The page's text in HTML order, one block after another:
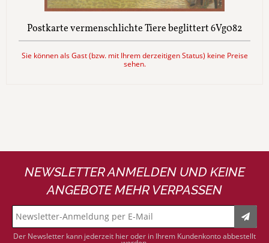
Postkarte vermenschlichte Tiere beglittert 6Vg082
Sie können als Gast (bzw. mit Ihrem derzeitigen Status) keine Preise
sehen.
NEWSLETTER ANMELDEN UND KEINE
ANGEBOTE MEHR VERPASSEN
Der Newsletter kann jederzeit hier oder in Ihrem Kundenkonto abbestellt